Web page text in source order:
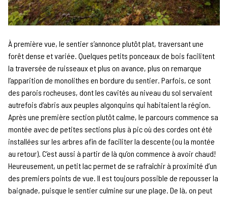
À première vue, le sentier s’annonce plutôt plat, traversant une
forêt dense et variée. Quelques petits ponceaux de bois facilitent
la traversée de ruisseaux et plus on avance, plus on remarque
l’apparition de monolithes en bordure du sentier. Parfois, ce sont
des parois rocheuses, dont les cavités au niveau du sol servaient
autrefois d’abris aux peuples algonquins qui habitaient la région.
Après une première section plutôt calme, le parcours commence sa
montée avec de petites sections plus à pic où des cordes ont été
installées sur les arbres afin de faciliter la descente (ou la montée
au retour). C’est aussi à partir de là qu’on commence à avoir chaud!
Heureusement, un petit lac permet de se rafraîchir à proximité d’un
des premiers points de vue. Il est toujours possible de repousser la
baignade, puisque le sentier culmine sur une plage. De là, on peut